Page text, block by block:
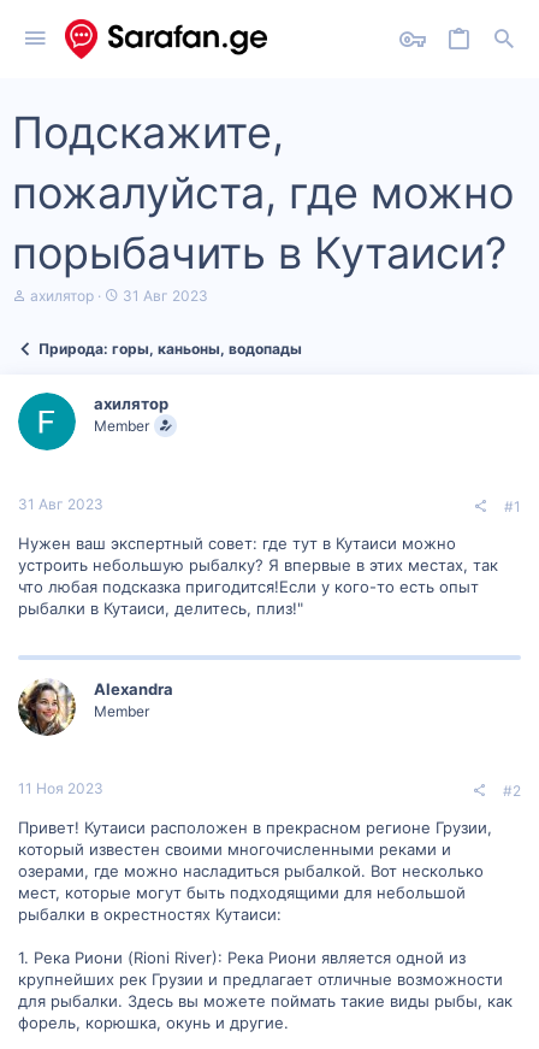
Подскажите,
пожалуйста, где можно
порыбачить в Кутаиси?
А
т
м
ы
ахилятор
Д
а
ч
а
31 Авг 2023
Природа: горы, каньоны, водопады
ахилятор
Member
31 Авг 2023 #1
Нужен ваш экспертный совет: где тут в Кутаиси можно
устроить небольшую рыбалку? Я впервые в этих местах, так
что любая подсказка пригодится!Если у кого-то есть опыт
рыбалки в Кутаиси, делитесь, плиз!"
Alexandra
Member
11 Ноя 2023 #2
Привет! Кутаиси расположен в прекрасном регионе Грузии,
который известен своими многочисленными реками и
озерами, где можно насладиться рыбалкой. Вот несколько
мест, которые могут быть подходящими для небольшой
рыбалки в окрестностях Кутаиси:
1. Река Риони (Rioni River): Река Риони является одной из
крупнейших рек Грузии и предлагает отличные возможности
для рыбалки. Здесь вы можете поймать такие виды рыбы, как
форель, корюшка, окунь и другие.